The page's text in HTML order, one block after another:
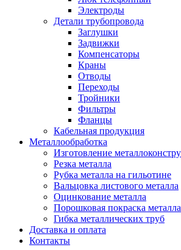
Электроды
Детали трубопровода
Заглушки
Задвижки
Компенсаторы
Краны
Отводы
Переходы
Тройники
Фильтры
Фланцы
Кабельная продукция
Металлообработка
Изготовление
Резка металла
Рубка металла на гильотине
Вальцовка листового металла
Оцинкование металла
Порошковая покраска металла
Гибка металлических труб
Доставка и оплата
Контакты